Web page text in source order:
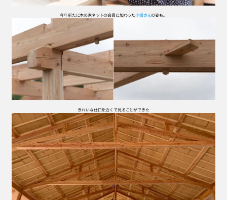
今年新たに木の家ネットの会員に加わった小坂さんの姿も。
きれいな仕口を近くで見ることができた